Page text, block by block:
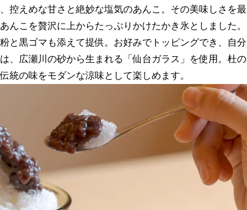
控えめな甘さと絶妙な塩気のあんこ。その美味しさを最
んこを贅沢に上からたっぷりかけたかき氷としました。
と黒ゴマも添えて提供。お好みでトッピングでき、自分
、広瀬川の砂から生まれる「仙台ガラス」を使用。杜の
統の味をモダンな涼味として楽しめます。